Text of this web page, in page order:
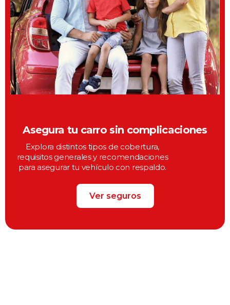
Asegura tu carro sin complicaciones
Explora distintos tipos de cobertura,
requisitos generales y recomendaciones
para asegurar tu vehículo con respaldo.
Ver seguros